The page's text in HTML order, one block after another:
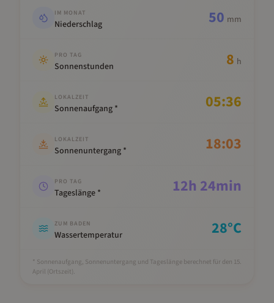
IM MONAT
Niederschlag 50 mm
PRO TAG
Sonnenstunden 8 h
LOKALZEIT
Sonnenaufgang * 05:36
LOKALZEIT
Sonnenuntergang * 18:03
PRO TAG
Tageslänge * 12h 24min
ZUM BADEN
Wassertemperatur 28°C
* Sonnenaufgang, Sonnenuntergang und Tageslänge berechnet für den 15.
April (Ortszeit).